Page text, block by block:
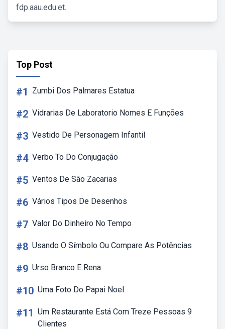
fdp.aau.edu.et.
Top Post
#1 Zumbi Dos Palmares Estatua
#2 Vidrarias De Laboratorio Nomes E Funções
#3 Vestido De Personagem Infantil
#4 Verbo To Do Conjugação
#5 Ventos De São Zacarias
#6 Vários Tipos De Desenhos
#7 Valor Do Dinheiro No Tempo
#8 Usando O Símbolo Ou Compare As Potências
#9 Urso Branco E Rena
#10 Uma Foto Do Papai Noel
#11 Um Restaurante Está Com Treze Pessoas 9
Clientes